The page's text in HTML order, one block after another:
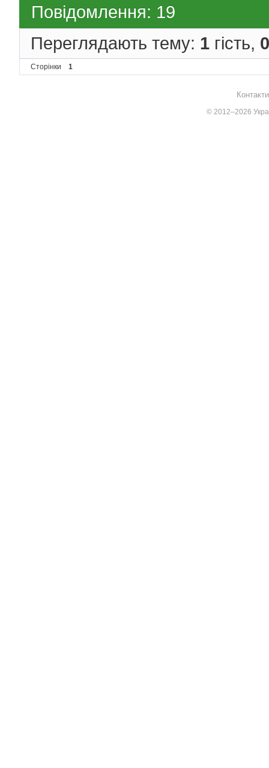
Повідомлення: 19
Переглядають тему: 1 гість, 0
Сторінки 1
© 2012–2026